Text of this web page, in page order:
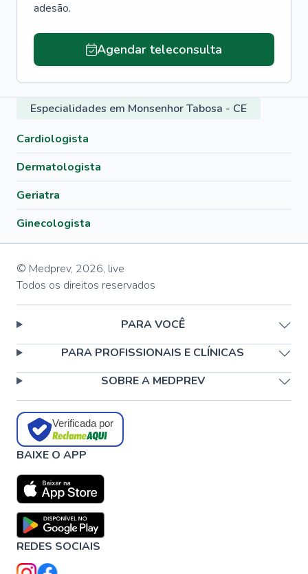
adesão.
Agendar teleconsulta
Especialidades em Monsenhor Tabosa - CE
Cardiologista
Dermatologista
Geriatra
Ginecologista
© Medprev, 2026, live
Todos os direitos reservados
PARA VOCÊ
PARA PROFISSIONAIS E CLÍNICAS
SOBRE A MEDPREV
Verificada por
BAIXE O APP
REDES SOCIAIS